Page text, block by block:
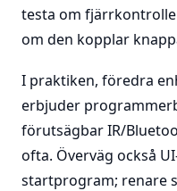
testa om
om den kopplar
I praktiken, föredra
erbjuder
förutsägbar IR/
ofta. Överväg också
startprogram; renare